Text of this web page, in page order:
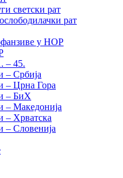
светски рат
рат
у НОР
– 45.
– Србија
– Црна Гора
– БиХ
– Македонија
– Хрватска
Словенија